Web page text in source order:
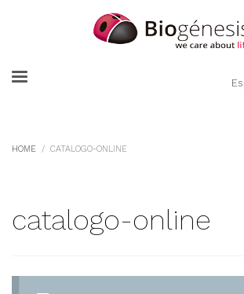
HOME CATALOGO-ONLINE
catalogo-online